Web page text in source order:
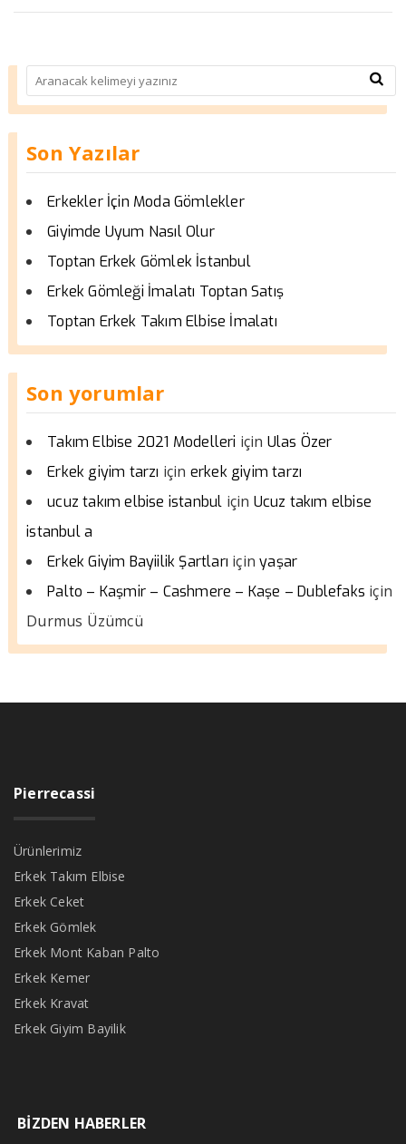
Son Yazılar
Erkekler İçin Moda Gömlekler
Giyimde Uyum Nasıl Olur
Toptan Erkek Gömlek İstanbul
Erkek Gömleği İmalatı Toptan Satış
Toptan Erkek Takım Elbise İmalatı
Son yorumlar
Takım Elbise 2021 Modelleri için Ulas Özer
Erkek giyim tarzı için erkek giyim tarzı
ucuz takım elbise istanbul için Ucuz takım elbise
istanbul a
Erkek Giyim Bayiilik Şartları içinyaşar
Palto – Kaşmir – Cashmere – Kaşe – Dublefaks için
Durmus Üzümcü
Pierrecassi
Ürünlerimiz
Erkek Takım Elbise
Erkek Ceket
Erkek Gömlek
Erkek Mont Kaban Palto
Erkek Kemer
Erkek Kravat
Erkek Giyim Bayilik
BİZDEN HABERLER